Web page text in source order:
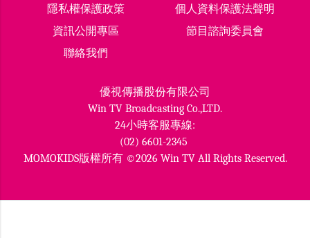
隱私權保護政策
個人資料保護法聲明
資訊公開專區
節目諮詢委員會
聯絡我們
優視傳播股份有限公司
Win TV Broadcasting Co.,LTD.
24小時客服專線:
(02) 6601-2345
MOMOKIDS版權所有 ©2026 Win TV All Rights Reserved.